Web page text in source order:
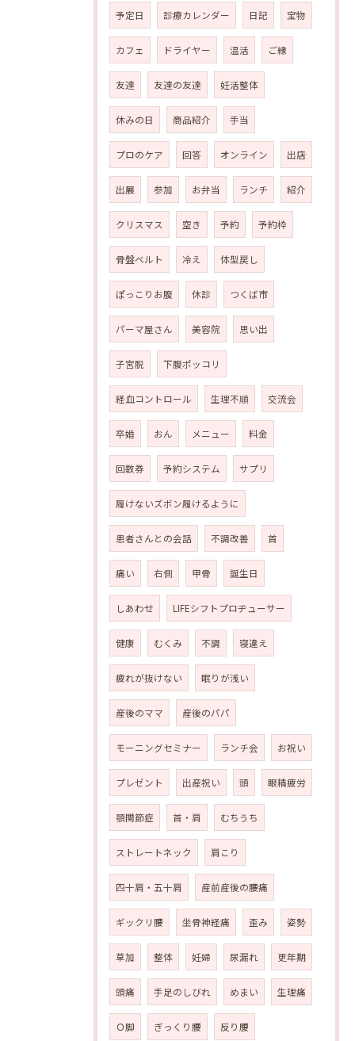
予定日 診療カレンダー 日記 宝物
カフェ ドライヤー 温活 ご縁
友達 友達の友達 妊活整体
休みの日 商品紹介 手当
プロのケア 回答 オンライン 出店
出展 参加 お弁当 ランチ 紹介
クリスマス 空き 予約 予約枠
骨盤ベルト 冷え 体型戻し
ぽっこりお腹 休診 つくば市
パーマ屋さん 美容院 思い出
子宮脱 下腹ポッコリ
経血コントロール 生理不順 交流会
卒婚 おん メニュー 料金
回数券 予約システム サプリ
履けないズボン履けるように
患者さんとの会話 不調改善 首
痛い 右側 甲骨 誕生日
しあわせ LIFEシフトプロヂューサー
健康 むくみ 不調 寝違え
疲れが抜けない 眠りが浅い
産後のママ 産後のパパ
モーニングセミナー ランチ会 お祝い
プレゼント 出産祝い 頭 眼精疲労
顎関節症 首・肩 むちうち
ストレートネック 肩こり
四十肩・五十肩 産前産後の腰痛
ギックリ腰 坐骨神経痛 歪み 姿勢
草加 整体 妊婦 尿漏れ 更年期
頭痛 手足のしびれ めまい 生理痛
Ｏ脚 ぎっくり腰 反り腰